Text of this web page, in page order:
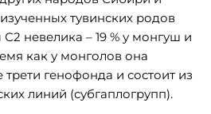
тувинских родов
невелика – 19 % у монгуш и
как у монголов она
трети генофонда и состоит из
линий (субгаплогрупп).